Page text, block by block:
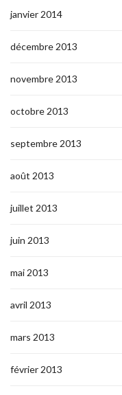
janvier 2014
décembre 2013
novembre 2013
octobre 2013
septembre 2013
août 2013
juillet 2013
juin 2013
mai 2013
avril 2013
mars 2013
février 2013